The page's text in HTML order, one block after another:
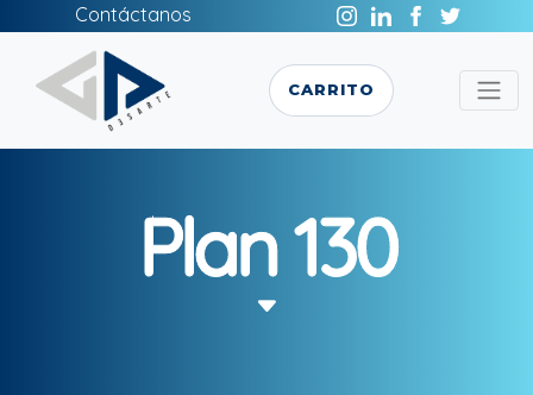
Contáctanos
CARRITO
Plan 130